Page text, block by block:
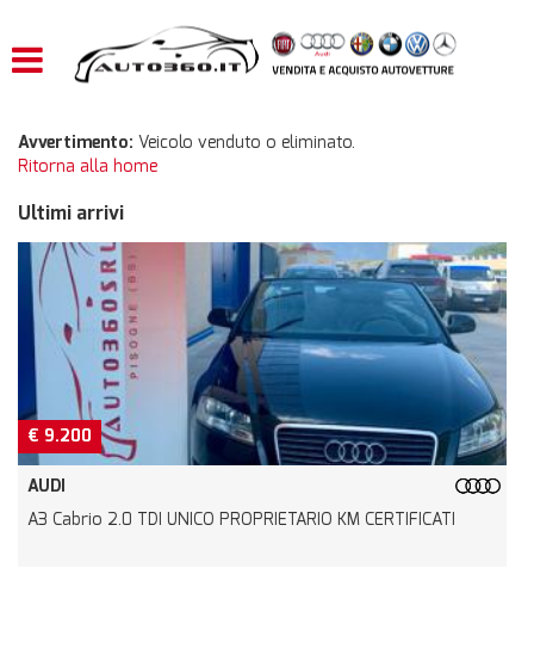
ACQUISTIAMO USATO
ASSISTENZA
CONTATTI
Avvertimento: Veicolo venduto o eliminato.
Ritorna alla home
Ultimi arrivi
€ 9.200
AUDI
A3 Cabrio 2.0 TDI UNICO PROPRIETARIO KM CERTIFICATI